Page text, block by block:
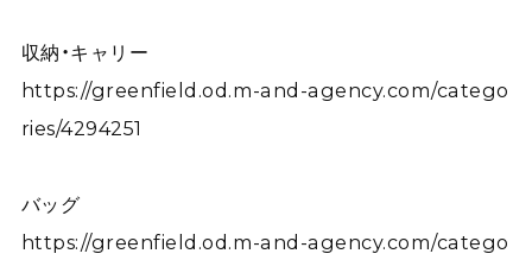
収納・キャリー
https://greenfield.od.m-and-agency.com/catego
ries/4294251
バッグ
https://greenfield.od.m-and-agency.com/catego